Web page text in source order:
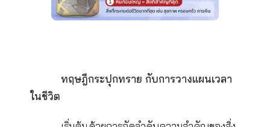
ทั้งนี้ การจัดลำดับความสำคัญที่สุดในชี
คนส่วนใหญ่เห็นตรงกันว่าสิ่งที่สำคัญที่สุดในชีวิ
คือ "ครอบครัว"